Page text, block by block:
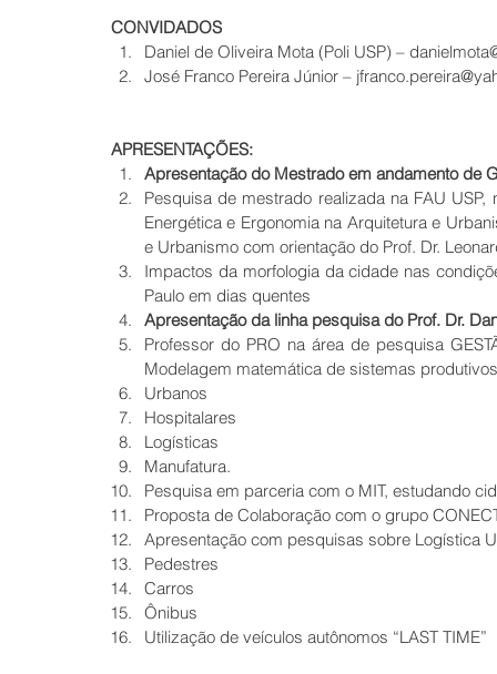
CONVIDADOS
Daniel de Oliveira Mota (Poli USP) –
José Franco Pereira Júnior –
APRESENTAÇÕES:
Apresentação do Mestrado em andamento de
Pesquisa de mestrado realizada na FAU
Energética e Ergonomia na Arquitetura e
e Urbanismo com orientação do Prof. Dr.
Impactos da morfologia da cidade nas
Paulo em dias quentes
Apresentação da linha pesquisa do Prof. Dr.
Professor do PRO na área de pesquisa
Modelagem matemática de sistemas
Urbanos
Hospitalares
Logísticas
Manufatura.
Pesquisa em parceria com o MIT, estudando
Proposta de Colaboração com o grupo
Apresentação com pesquisas sobre Logística
Pedestres
Carros
Ônibus
Utilização de veículos autônomos “LAST